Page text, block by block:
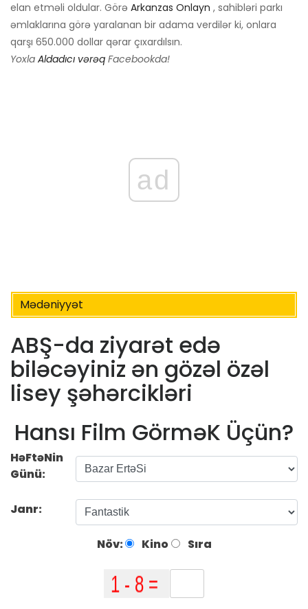
elan etməli oldular. Görə Arkanzas Onlayn , sahibləri parkı
əmlaklarına görə yaralanan bir adama verdilər ki, onlara
qarşı 650.000 dollar qərar çıxardılsın.
Yoxla Aldadıcı vərəq Facebookda!
ad
Mədəniyyət
ABŞ-da ziyarət edə
biləcəyiniz ən gözəl özəl
lisey şəhərcikləri
Hansı Film GörməK Üçün?
HəFtəNin
Günü:
Janr:
Növ: Kino Sıra